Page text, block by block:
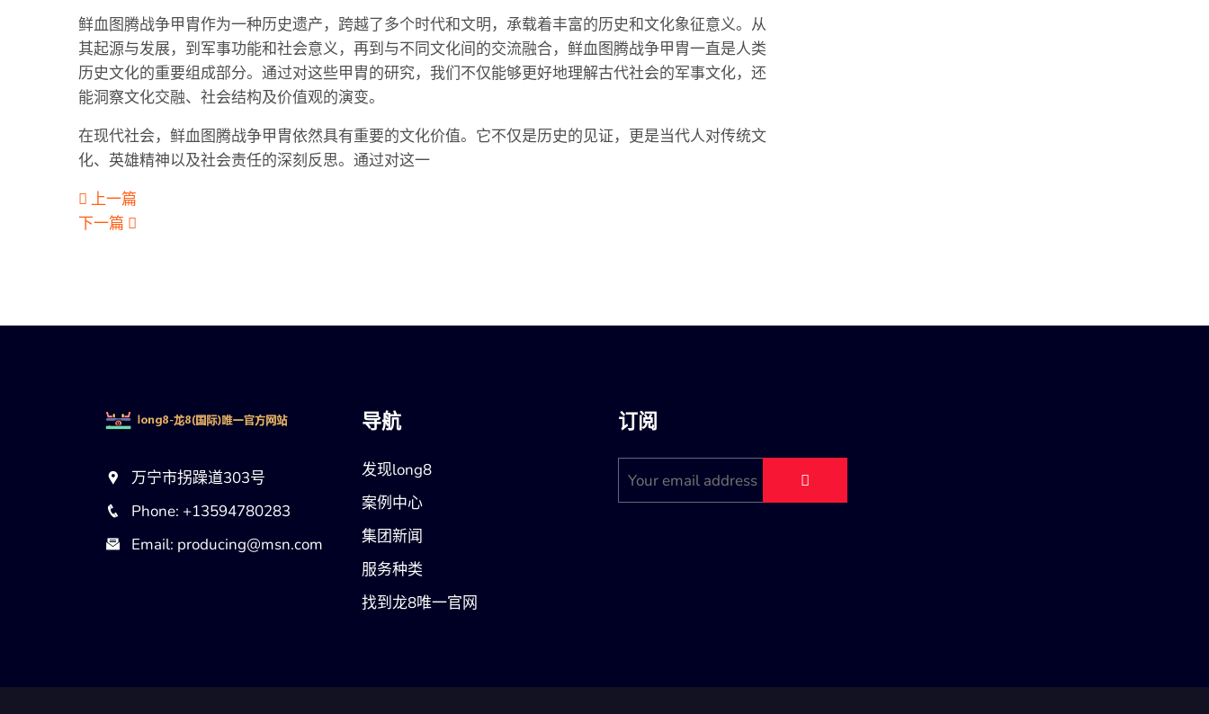
鲜血图腾战争甲胄作为一种历史遗产，跨越了多个时代和文明，承载着丰富的历史和文化象征意义。从
其起源与发展，到军事功能和社会意义，再到与不同文化间的交流融合，鲜血图腾战争甲胄一直是人类
历史文化的重要组成部分。通过对这些甲胄的研究，我们不仅能够更好地理解古代社会的军事文化，还
能洞察文化交融、社会结构及价值观的演变。
在现代社会，鲜血图腾战争甲胄依然具有重要的文化价值。它不仅是历史的见证，更是当代人对传统文
化、英雄精神以及社会责任的深刻反思。通过对这一
上一篇
下一篇
万宁市拐躁道303号
Phone: +13594780283
Email: producing@msn.com
导航
发现long8
案例中心
集团新闻
服务种类
找到龙8唯一官网
订阅